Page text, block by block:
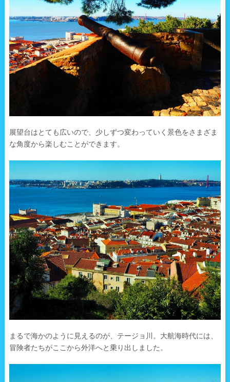
展望台はとても広いので、少しずつ変わっていく景色をさまざま
な角度から楽しむことができます。
まるで海かのように見えるのが、テージョ川。大航海時代には、
冒険者たちがここから外洋へと乗り出しました。